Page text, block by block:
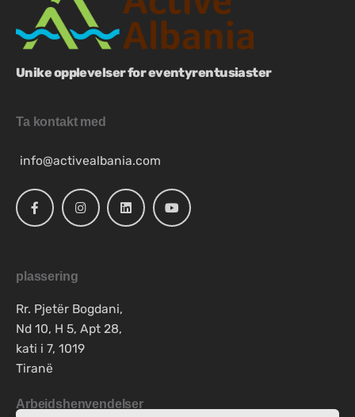
Unike opplevelser for eventyrentusiaster
Ta kontakt med
info@activealbania.com
plassering
Rr. Pjetër Bogdani,
Nd 10, H 5, Apt 28,
kati i 7, 1019
Tiranë
Arbeidshenvendelser